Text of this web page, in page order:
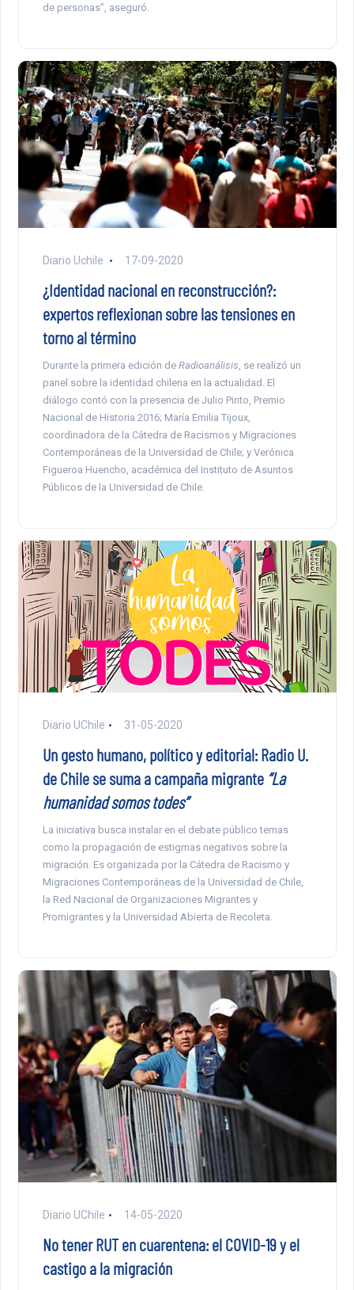
de personas”, aseguró.
Diario Uchile 17-09-2020
¿Identidad nacional en reconstrucción?:
expertos reflexionan sobre las tensiones en
torno al término
Durante la primera edición de Radioanálisis , se realizó un
panel sobre la identidad chilena en la actualidad. El
diálogo contó con la presencia de Julio Pinto, Premio
Nacional de Historia 2016; María Emilia Tijoux,
coordinadora de la Cátedra de Racismos y Migraciones
Contemporáneas de la Universidad de Chile; y Verónica
Figueroa Huencho, académica del Instituto de Asuntos
Públicos de la Universidad de Chile.
Diario UChile 31-05-2020
Un gesto humano, político y editorial: Radio U.
de Chile se suma a campaña migrante “La
humanidad somos todes”
La iniciativa busca instalar en el debate público temas
como la propagación de estigmas negativos sobre la
migración. Es organizada por la Cátedra de Racismo y
Migraciones Contemporáneas de la Universidad de Chile,
la Red Nacional de Organizaciones Migrantes y
Promigrantes y la Universidad Abierta de Recoleta.
Diario UChile 14-05-2020
No tener RUT en cuarentena: el COVID-19 y el
castigo a la migración